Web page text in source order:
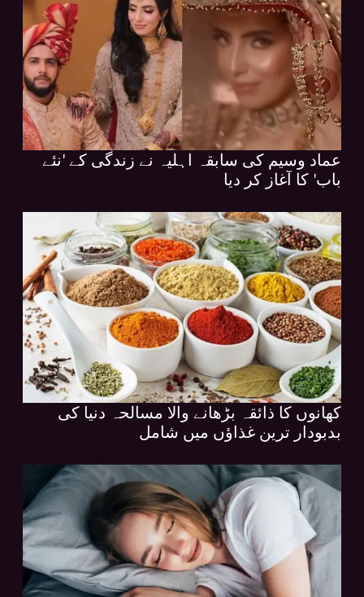
عماد وسیم کی سابقہ اہلیہ نے زندگی کے 'نئے
باب' کا آغاز کر دیا
کھانوں کا ذائقہ بڑھانے والا مسالحہ دنیا کی
بدبودار ترین غذاؤں میں شامل